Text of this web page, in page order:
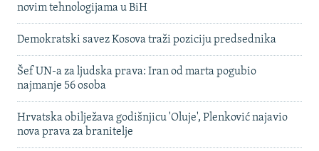
novim tehnologijama u BiH
Demokratski savez Kosova traži poziciju predsednika
Šef UN-a za ljudska prava: Iran od marta pogubio
najmanje 56 osoba
Hrvatska obilježava godišnjicu 'Oluje', Plenković najavio
nova prava za branitelje